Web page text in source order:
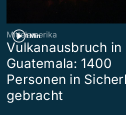
1 Min
Mittelamerika
Vulkanausbruch in
Guatemala: 1400
Personen in
gebracht